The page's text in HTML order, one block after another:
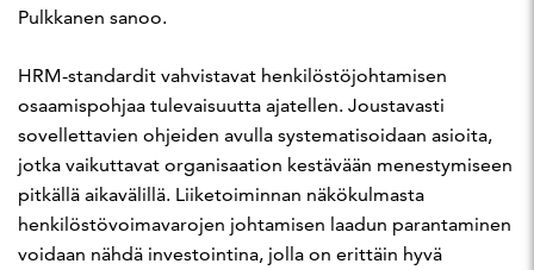
Pulkkanen sanoo.
HRM-standardit vahvistavat henkilöstöjohtamisen
osaamispohjaa tulevaisuutta ajatellen. Joustavasti
sovellettavien ohjeiden avulla systematisoidaan asioita,
jotka vaikuttavat organisaation kestävään menestymiseen
pitkällä aikavälillä. Liiketoiminnan näkökulmasta
henkilöstövoimavarojen johtamisen laadun parantaminen
voidaan nähdä investointina, jolla on erittäin hyvä